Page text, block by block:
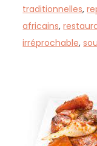
traditionnelles,
africains,
irréprochable,